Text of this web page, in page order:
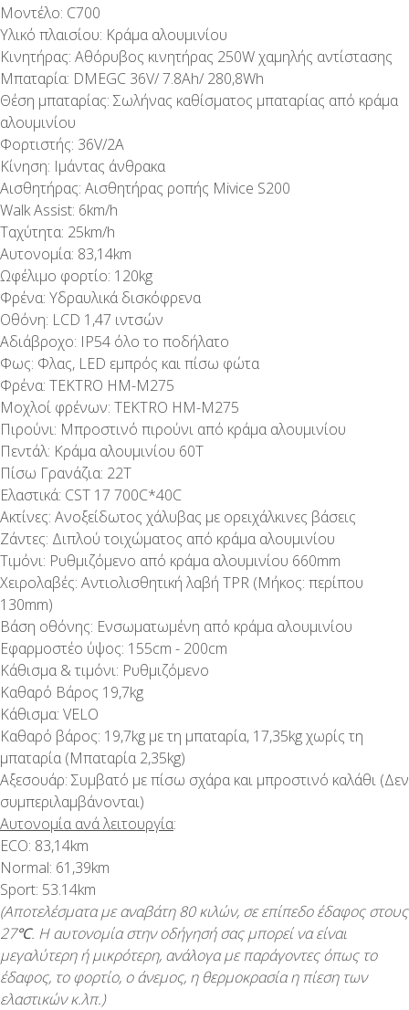
Μοντέλο: C700
Υλικό πλαισίου: Κράμα αλουμινίου
Κινητήρας: Αθόρυβος κινητήρας 250W χαμηλής αντίστασης
Μπαταρία: DMEGC 36V/ 7.8Ah/ 280,8Wh
Θέση μπαταρίας: Σωλήνας καθίσματος μπαταρίας από κράμα
αλουμινίου
Φορτιστής: 36V/2A
Κίνηση: Ιμάντας άνθρακα
Αισθητήρας: Αισθητήρας ροπής Mivice S200
Walk Assist: 6km/h
Ταχύτητα: 25km/h
Αυτονομία: 83,14km
Ωφέλιμο φορτίο: 120kg
Φρένα: Υδραυλικά δισκόφρενα
Οθόνη: LCD 1,47 ιντσών
Αδιάβροχο: IP54 όλο το ποδήλατο
Φως: Φλας, LED εμπρός και πίσω φώτα
Φρένα: TEKTRO HM-M275
Μοχλοί φρένων: TEKTRO HM-M275
Πιρούνι: Μπροστινό πιρούνι από κράμα αλουμινίου
Πεντάλ: Κράμα αλουμινίου 60Τ
Πίσω Γρανάζια: 22Τ
Ελαστικά: CST 17 700C*40C
Ακτίνες: Ανοξείδωτος χάλυβας με ορειχάλκινες βάσεις
Ζάντες: Διπλού τοιχώματος από κράμα αλουμινίου
Τιμόνι: Ρυθμιζόμενο από κράμα αλουμινίου 660mm
Χειρολαβές: Αντιολισθητική λαβή TPR (Μήκος: περίπου
130mm)
Βάση οθόνης: Ενσωματωμένη από κράμα αλουμινίου
Εφαρμοστέο ύψος: 155cm - 200cm
Κάθισμα & τιμόνι: Ρυθμιζόμενο
Καθαρό Βάρος 19,7kg
Κάθισμα: VELO
Καθαρό βάρος: 19,7kg με τη μπαταρία, 17,35kg χωρίς τη
μπαταρία (Μπαταρία 2,35kg)
Αξεσουάρ: Συμβατό με πίσω σχάρα και μπροστινό καλάθι (Δεν
συμπεριλαμβάνονται)
Αυτονομία ανά λειτουργία:
ECO: 83,14km
Normal: 61,39km
Sport: 53.14km
(Αποτελέσματα με αναβάτη 80 κιλών, σε επίπεδο έδαφος στους
27℃. Η αυτονομία στην οδήγησή σας μπορεί να είναι
μεγαλύτερη ή μικρότερη, ανάλογα με παράγοντες όπως το
έδαφος, το φορτίο, ο άνεμος, η θερμοκρασία η πίεση των
ελαστικών κ.λπ.)